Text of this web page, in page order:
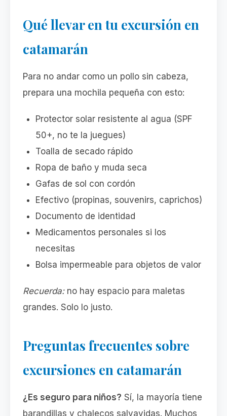
Qué llevar en tu excursión en
catamarán
Para no andar como un pollo sin cabeza,
prepara una mochila pequeña con esto:
Protector solar resistente al agua (SPF
50+, no te la juegues)
Toalla de secado rápido
Ropa de baño y muda seca
Gafas de sol con cordón
Efectivo (propinas, souvenirs, caprichos)
Documento de identidad
Medicamentos personales si los
necesitas
Bolsa impermeable para objetos de valor
Recuerda:no hay espacio para maletas
grandes. Solo lo justo.
Preguntas frecuentes sobre
excursiones en catamarán
¿Es seguro para niños? Sí, la mayoría tiene
barandillas y chalecos salvavidas. Muchos